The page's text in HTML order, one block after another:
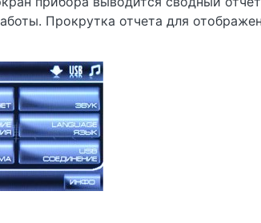
Прокрутка отчета для